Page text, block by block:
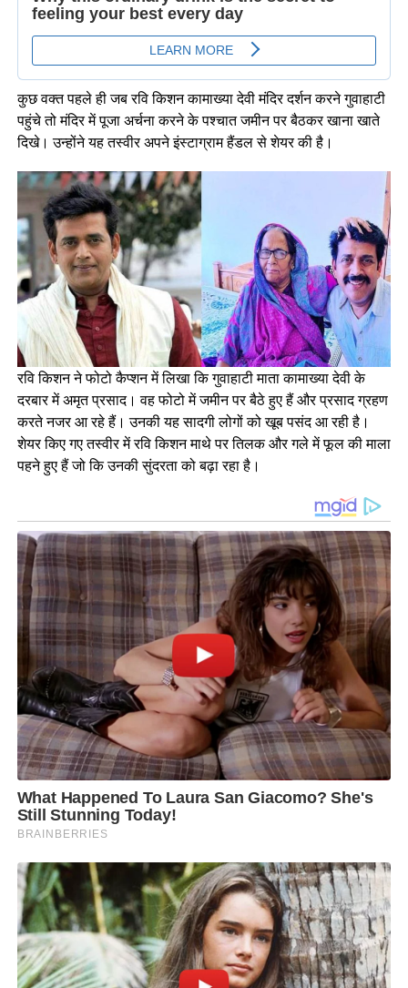
कुछ वक्त पहले ही जब रवि किशन कामाख्या देवी मंदिर दर्शन करने गुवाहाटी
पहुंचे तो मंदिर में पूजा अर्चना करने के पश्चात जमीन पर बैठकर खाना खाते
दिखे। उन्होंने यह तस्वीर अपने इंस्टाग्राम हैंडल से शेयर की है।
रवि किशन ने फोटो कैप्शन में लिखा कि गुवाहाटी माता कामाख्या देवी के
दरबार में अमृत प्रसाद। वह फोटो में जमीन पर बैठे हुए हैं और प्रसाद ग्रहण
करते नजर आ रहे हैं। उनकी यह सादगी लोगों को खूब पसंद आ रही है।
शेयर किए गए तस्वीर में रवि किशन माथे पर तिलक और गले में फूल की माला
पहने हुए हैं जो कि उनकी सुंदरता को बढ़ा रहा है।